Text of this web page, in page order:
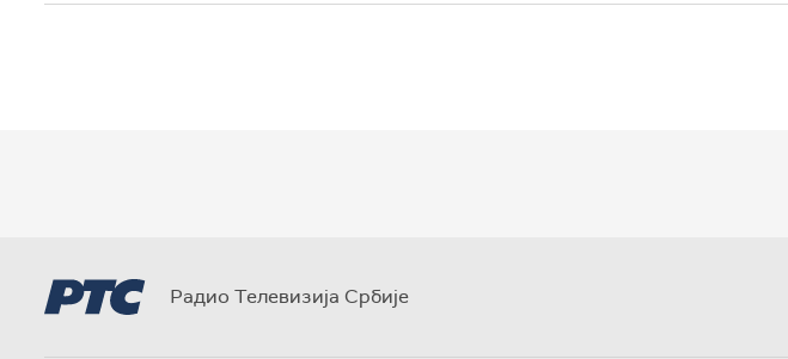
Радио Телевизија Србије